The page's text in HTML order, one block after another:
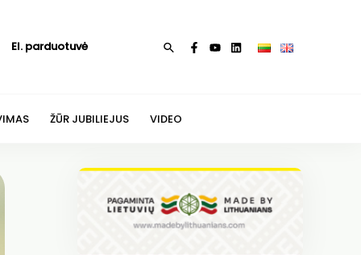
El. parduotuvė Paieška
ŽŪR JUBILIEJUS VIDEO